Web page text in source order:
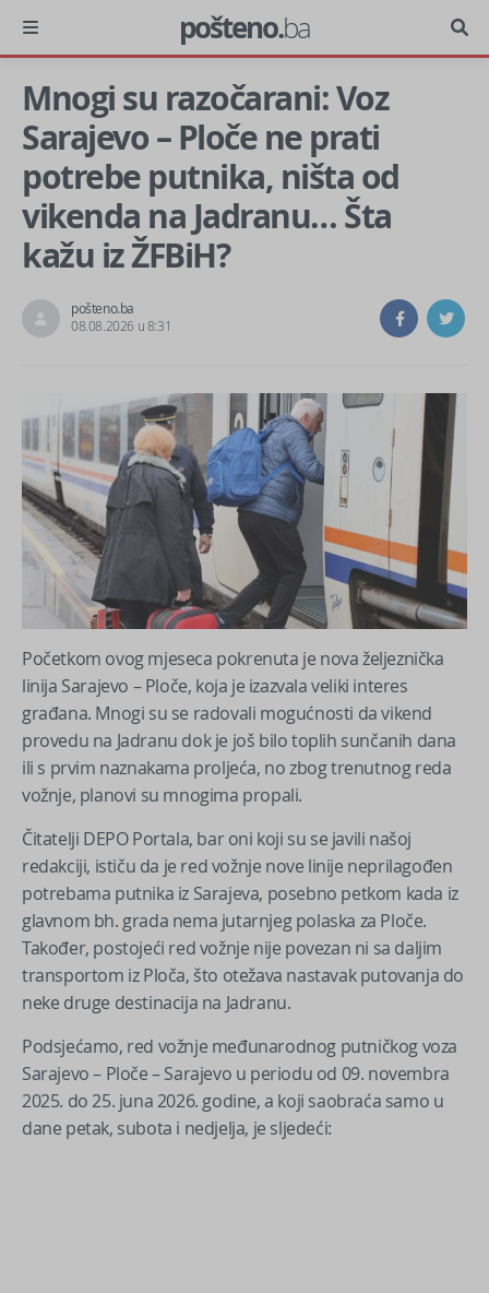
pošteno.ba
Mnogi su razočarani: Voz
Sarajevo – Ploče ne prati
potrebe putnika, ništa od
vikenda na Jadranu… Šta
kažu iz ŽFBiH?
pošteno.ba
08.08.2026 u 8:31
Početkom ovog mjeseca pokrenuta je nova željeznička
linija Sarajevo – Ploče, koja je izazvala veliki interes
građana. Mnogi su se radovali mogućnosti da vikend
provedu na Jadranu dok je još bilo toplih sunčanih dana
ili s prvim naznakama proljeća, no zbog trenutnog reda
vožnje, planovi su mnogima propali.
Čitatelji DEPO Portala, bar oni koji su se javili našoj
redakciji, ističu da je red vožnje nove linije neprilagođen
potrebama putnika iz Sarajeva, posebno petkom kada iz
glavnom bh. grada nema jutarnjeg polaska za Ploče.
Također, postojeći red vožnje nije povezan ni sa daljim
transportom iz Ploča, što otežava nastavak putovanja do
neke druge destinacija na Jadranu.
Podsjećamo, red vožnje međunarodnog putničkog voza
Sarajevo – Ploče – Sarajevo u periodu od 09. novembra
2025. do 25. juna 2026. godine, a koji saobraća samo u
dane petak, subota i nedjelja, je sljedeći: